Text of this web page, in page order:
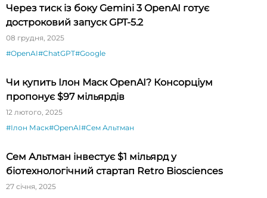
Через тиск із боку Gemini 3 OpenAI готує
достроковий запуск GPT-5.2
08 грудня, 2025
#OpenAI#ChatGPT#Google
Чи купить Ілон Маск OpenAI? Консорціум
пропонує $97 мільярдів
12 лютого, 2025
#Ілон Маск#OpenAI#Сем Альтман
Сем Альтман інвестує $1 мільярд у
біотехнологічний стартап Retro Biosciences
27 січня, 2025